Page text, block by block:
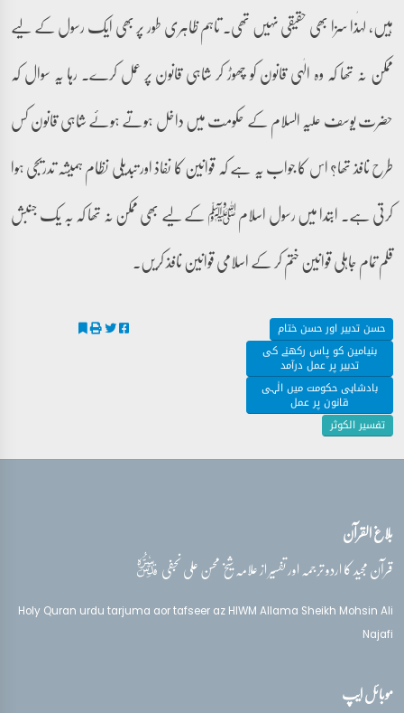
ہیں، لہٰذا سزا بھی حقیقی نہیں تھی۔ تاہم ظاہری طور پر بھی ایک رسول کے لیے
ممکن نہ تھا کہ وہ الٰہی قانون کو چھوڑ کر شاہی قانون پر عمل کرے۔ رہا یہ سوال کہ
حضرت یوسف علیہ السلام کے حکومت میں داخل ہوتے ہوئے شاہی قانون کس
طرح نافذ تھا؟ اس کا جواب یہ ہے کہ قوانین کا نفاذ اور تبدیلی نظام ہمیشہ تدریجی ہوا
کرتی ہے۔ ابتدا میں رسول اسلام ﷺ کے لیے بھی ممکن نہ تھا کہ بہ یک جنبش
قلم تمام جاہلی قوانین ختم کر کے اسلامی قوانین نافذ کریں۔
حسن تدبیر اور حسن ختام
بنیامین کو پاس رکھنے کی
تدبیر پر عمل درآمد
بادشاہی حکومت میں الٰہی
قانون پر عمل
تفسیر الکوثر
بلاغ القرآن
قرآن مجید کا اردو ترجمہ اور تفسیر از علامہ شیخ محسن علی نجفیقدس‌سره
Holy Quran urdu tarjuma aor tafseer az HIWM Allama Sheikh Mohsin Ali
Najafi
موبائل ایپ